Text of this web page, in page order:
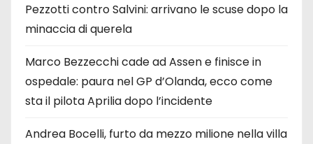
Pezzotti contro Salvini: arrivano le scuse dopo la
minaccia di querela
Marco Bezzecchi cade ad Assen e finisce in
ospedale: paura nel GP d’Olanda, ecco come
sta il pilota Aprilia dopo l’incidente
Andrea Bocelli, furto da mezzo milione nella villa